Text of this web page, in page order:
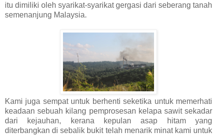
itu dimiliki oleh syarikat-syarikat gergasi dari seberang tanah
semenanjung Malaysia.
Kami juga sempat untuk berhenti seketika untuk memerhati
keadaan sebuah kilang pemprosesan kelapa sawit sekadar
dari kejauhan, kerana kepulan asap hitam yang
diterbangkan di sebalik bukit telah menarik minat kami untuk